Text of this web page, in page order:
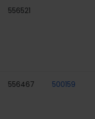
556521
556467 500159